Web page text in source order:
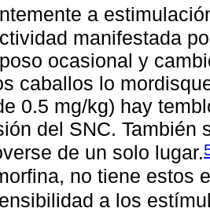
a
manifestada
ocasional y
caballos lo
0.5 mg/kg) hay
del SNC. También
de un solo lugar.
no tiene estos
a los